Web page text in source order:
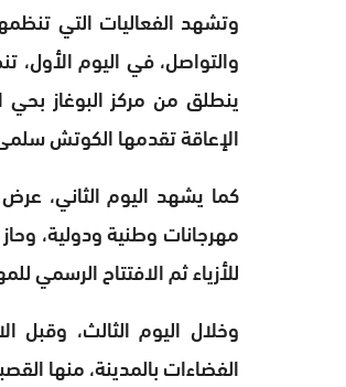
وتشهد الفعاليات التي
والتواصل، في اليوم
ينطلق من مركز البوغاز
الإعاقة تقدمها الكوتش
كما يشهد اليوم الثاني،
مهرجانات وطنية ودولية،
للأزياء ثم الافتتاح الرسمي
وخلال اليوم الثالث،
الفضاءات بالمدينة، منها